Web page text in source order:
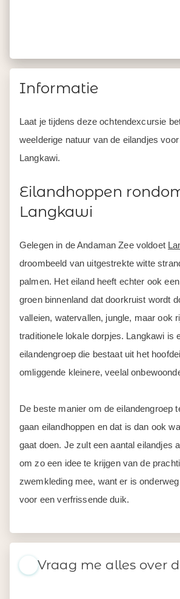
Informatie
Laat je tijdens deze ochtendexcursie
weelderige natuur van de eilandjes
Langkawi.
Eilandhoppen
Langkawi
Gelegen in de Andaman Zee voldoet
droombeeld van uitgestrekte witte
palmen. Het eiland heeft echter ook
groen binnenland dat doorkruist wordt
valleien, watervallen, jungle, maar ook
traditionele lokale dorpjes. Langkawi is
eilandengroep die bestaat uit het
omliggende kleinere, veelal
De beste manier om de eilandengroep
gaan eilandhoppen en dat is dan ook
gaat doen. Je zult een aantal eilandjes
om zo een idee te krijgen van de
zwemkleding mee, want er is
voor een verfrissende duik.
Vraag me alles over